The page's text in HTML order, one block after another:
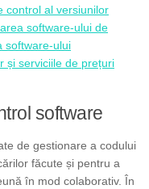
control al versiunilor
software-ului de
software-ului
și serviciile de prețuri
software
de gestionare a codului
făcute și pentru a
în mod colaborativ. În